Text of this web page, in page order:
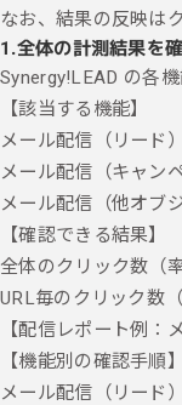
なお、結果の反映は
1.全体の計測結果を
Synergy!LEAD の各
【該当する機能】
メール配信（リード）
メール配信（キャンペ
メール配信（他オブ
【確認できる結果】
全体のクリック数（率
URL毎のクリック数（
【配信レポート例：
【機能別の確認手順】
メール配信（リード）